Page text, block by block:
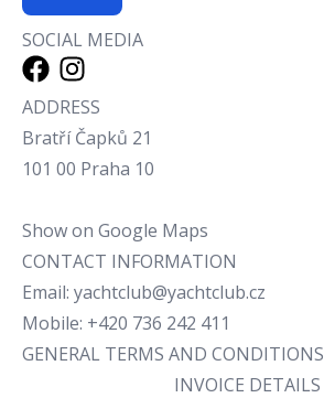
SOCIAL MEDIA
ADDRESS
Bratří Čapků 21
101 00 Praha 10
Show on Google Maps
CONTACT INFORMATION
Email: yachtclub@yachtclub.cz
Mobile: +420 736 242 411
GENERAL TERMS AND CONDITIONS
INVOICE DETAILS